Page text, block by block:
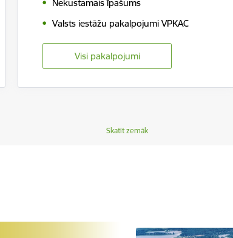
Nekustamais īpašums
Valsts iestāžu pakalpojumi VPKAC
Visi pakalpojumi
Skatīt zemāk